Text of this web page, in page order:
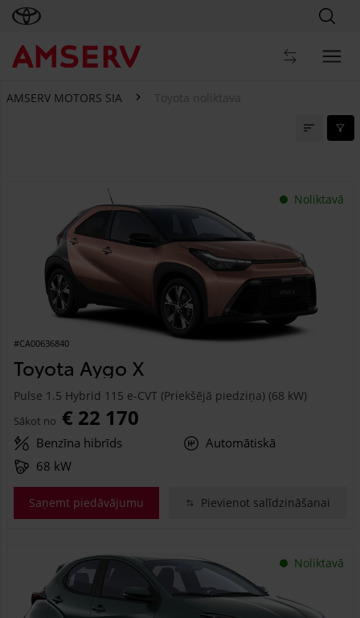
AMSERV MOTORS SIA Toyota noliktava
Noliktavā
#CA00636840
Toyota Aygo X
Pulse 1.5 Hybrid 115 e-CVT (Priekšējā piedziņa) (68 kW)
Sākot no € 22 170
Benzīna hibrīds
Automātiskā
68 kW
Saņemt piedāvājumu Pievienot salīdzināšanai
Noliktavā